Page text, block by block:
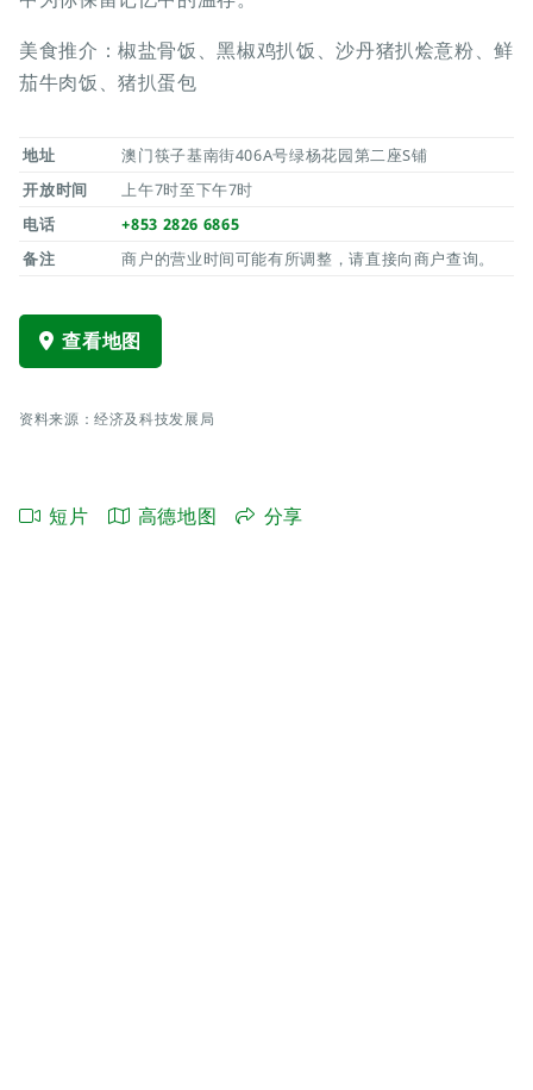
美食推介：椒盐骨饭、黑椒鸡扒饭、沙丹猪扒烩意粉、鲜
茄牛肉饭、猪扒蛋包
地址
澳门筷子基南街406A号绿杨花园第二座S铺
开放时间
上午7时至下午7时
电话
+853 2826 6865
备注
商户的营业时间可能有所调整，请直接向商户查询。
查看地图
资料来源：经济及科技发展局
短片 高德地图 分享